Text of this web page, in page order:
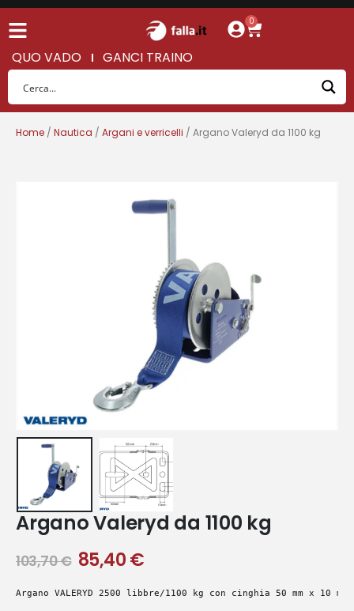
0
QUO VADO GANCI TRAINO
Home / Nautica / Argani e verricelli / Argano Valeryd da 1100 kg
Argano Valeryd da 1100 kg
103,70€ 85,40€
Argano VALERYD 2500 libbre/1100 kg con cinghia 50 mm x 10 m